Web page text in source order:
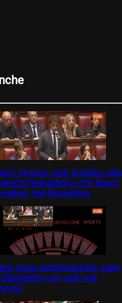
Sinistra votò Scalfaro alla
Repubblica che liberò
Msi Borsellino
nega autorizzazione sulle
con 206 voti